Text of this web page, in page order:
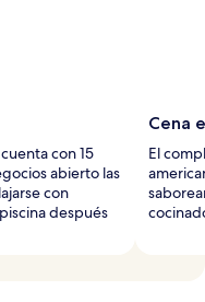
con 15
abierto las
con
después
Cena
El